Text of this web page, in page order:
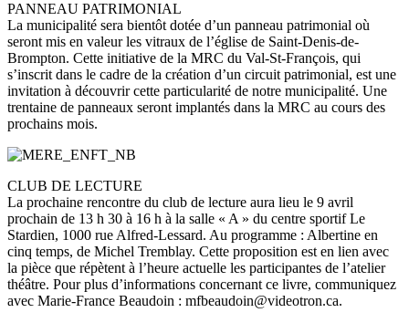
PANNEAU PATRIMONIAL
La municipalité sera bientôt dotée d’un panneau patrimonial où
seront mis en valeur les vitraux de l’église de Saint-Denis-de-
Brompton. Cette initiative de la MRC du Val-St-François, qui
s’inscrit dans le cadre de la création d’un circuit patrimonial, est une
invitation à découvrir cette particularité de notre municipalité. Une
trentaine de panneaux seront implantés dans la MRC au cours des
prochains mois.
CLUB DE LECTURE
La prochaine rencontre du club de lecture aura lieu le 9 avril
prochain de 13 h 30 à 16 h à la salle « A » du centre sportif Le
Stardien, 1000 rue Alfred-Lessard. Au programme : Albertine en
cinq temps, de Michel Tremblay. Cette proposition est en lien avec
la pièce que répètent à l’heure actuelle les participantes de l’atelier
théâtre. Pour plus d’informations concernant ce livre, communiquez
avec Marie-France Beaudoin : mfbeaudoin@videotron.ca.